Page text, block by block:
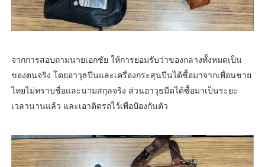
จากการสอบถามนายเอกชัย ให้การยอมรับว่าของกลางทั้งหมดเป็น
ของตนจริง โดยอาวุธปืนและเครื่องกระสุนปืนได้ซื้อมาจากเพื่อนชาย
ไทยไม่ทราบชื่อและนามสกุลจริง ส่วนอาวุธมีดได้ซื้อมาเป็นระยะ
เวลานานแล้ว และเอาติดรถไว้เพื่อป้องกันตัว